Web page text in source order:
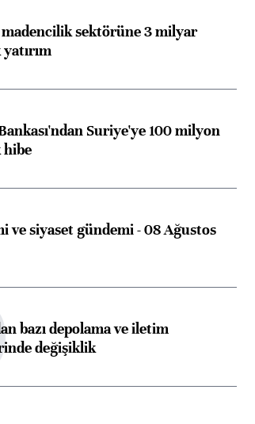
madencilik sektörüne 3 milyar
Suriye'ye 100 milyon
hibe
ve siyaset gündemi - 08 Ağustos
bazı depolama ve iletim
değişiklik